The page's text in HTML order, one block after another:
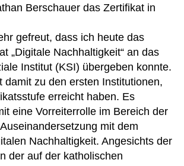
Berschauer das Zertifikat in
gefreut, dass ich heute das
„Digitale Nachhaltigkeit“ an das
Institut (KSI) übergeben konnte.
damit zu den ersten Institutionen,
erreicht haben. Es
eine Vorreiterrolle im Bereich der
mit dem
Nachhaltigkeit. Angesichts der
der auf der katholischen